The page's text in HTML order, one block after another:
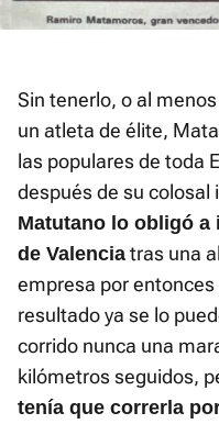
Sin tenerlo, o al
un atleta de élite,
las populares de toda
después de su colosal
Matutano lo obligó a
de Valencia tras una
empresa por
resultado ya se lo
corrido nunca una
kilómetros seguidos,
tenía que correrla